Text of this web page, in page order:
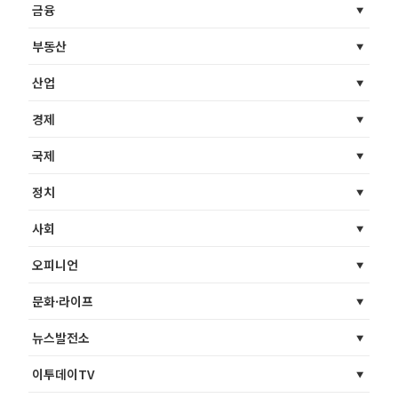
금융
부동산
산업
경제
국제
정치
사회
오피니언
문화·라이프
뉴스발전소
이투데이TV